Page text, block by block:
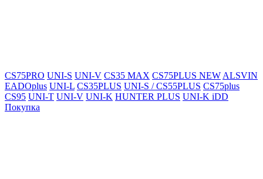
CS75PRO UNI-S UNI-V CS35 MAX CS75PLUS NEW ALSVIN
EADOplus UNI-L CS35PLUS UNI-S / CS55PLUS CS75plus
CS95 UNI-T UNI-V UNI-K HUNTER PLUS UNI-K iDD
Покупка